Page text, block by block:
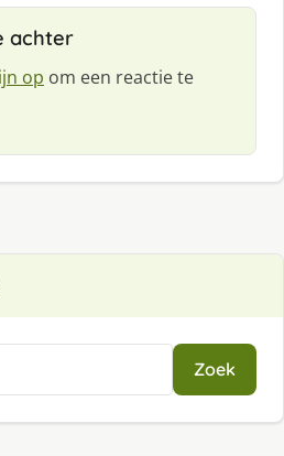
achter
op om een reactie te
Zoek